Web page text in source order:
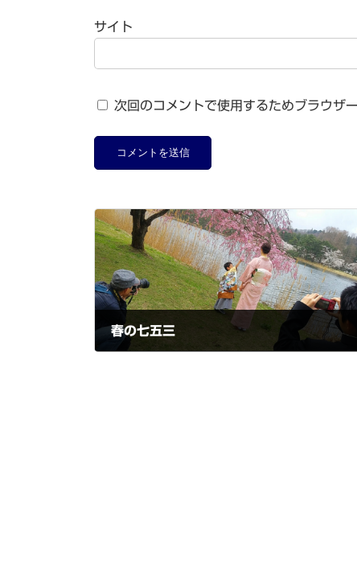
サイト
次回のコメントで使用するためブラウザ
春の七五三